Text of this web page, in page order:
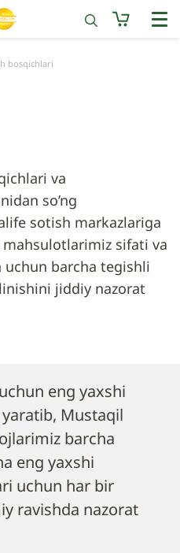
bosqichlari
va
so’ng
sotish markazlariga
mahsulotlarimiz sifati va
barcha tegishli
jiddiy nazorat
eng yaxshi
Mustaqil
barcha
eng yaxshi
uchun har bir
ravishda nazorat